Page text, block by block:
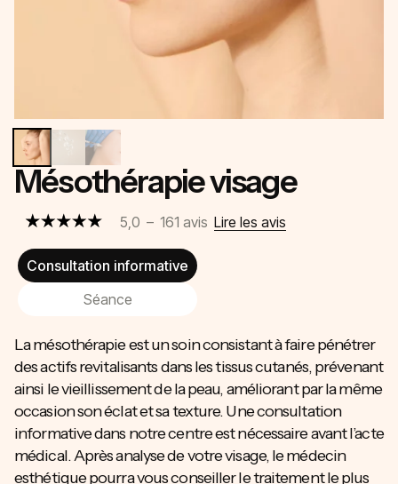
Mésothérapie visage
5,0 – 161 avis Lire les avis
Consultation informative
Séance
La mésothérapie est un soin consistant à faire pénétrer
des actifs revitalisants dans les tissus cutanés, prévenant
ainsi le vieillissement de la peau, améliorant par la même
occasion son éclat et sa texture. Une consultation
informative dans notre centre est nécessaire avant l’acte
médical. Après analyse de votre visage, le médecin
esthétique pourra vous conseiller le traitement le plus